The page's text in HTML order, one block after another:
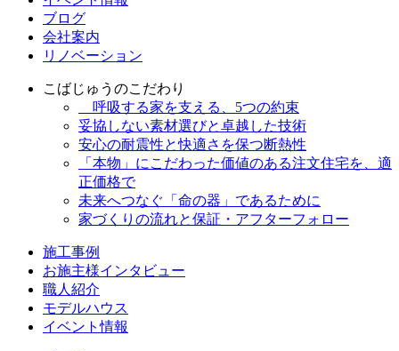
ブログ
会社案内
リノベーション
こばじゅうのこだわり
呼吸する家を支える、5つの約束
妥協しない素材選びと卓越した技術
安心の耐震性と快適さを保つ断熱性
「本物」にこだわった価値のある注文住宅を、適
正価格で
未来へつなぐ「命の器」であるために
家づくりの流れと保証・アフターフォロー
施工事例
お施主様インタビュー
職人紹介
モデルハウス
イベント情報